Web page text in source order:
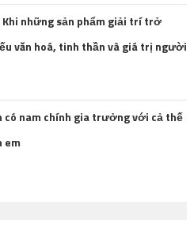
Khi những sản phẩm giải trí trở
văn hoá, tinh thần và giá trị người
có nam chính gia trưởng với cả thế
em